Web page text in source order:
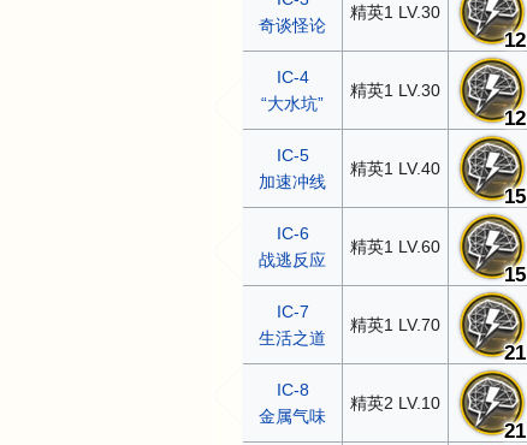
奇谈怪论
精英1 LV.30
12
IC-4
“大水坑”
精英1 LV.30
12
IC-5
加速冲线
精英1 LV.40
15
IC-6
战逃反应
精英1 LV.60
15
IC-7
生活之道
精英1 LV.70
21
IC-8
金属气味
精英2 LV.10
21